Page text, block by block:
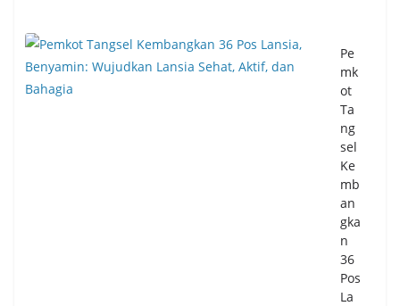
Pe
mk
ot
Ta
ng
sel
Ke
mb
an
gka
n
36
Pos
La